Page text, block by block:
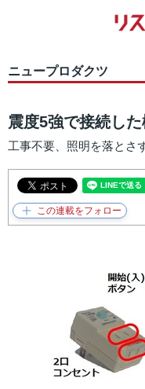
ニュープロダクツ
震度5強で接続し
工事不要、照明を落とさ